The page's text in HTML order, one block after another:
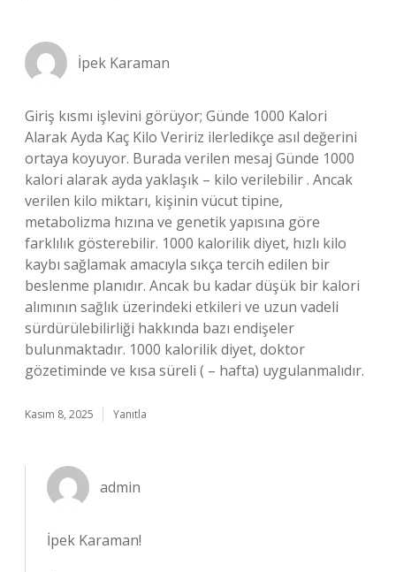
İpek Karaman
Giriş kısmı işlevini görüyor; Günde 1000 Kalori
Alarak Ayda Kaç Kilo Veririz ilerledikçe asıl değerini
ortaya koyuyor. Burada verilen mesaj Günde 1000
kalori alarak ayda yaklaşık – kilo verilebilir . Ancak
verilen kilo miktarı, kişinin vücut tipine,
metabolizma hızına ve genetik yapısına göre
farklılık gösterebilir. 1000 kalorilik diyet, hızlı kilo
kaybı sağlamak amacıyla sıkça tercih edilen bir
beslenme planıdır. Ancak bu kadar düşük bir kalori
alımının sağlık üzerindeki etkileri ve uzun vadeli
sürdürülebilirliği hakkında bazı endişeler
bulunmaktadır. 1000 kalorilik diyet, doktor
gözetiminde ve kısa süreli ( – hafta) uygulanmalıdır.
Kasım 8, 2025 Yanıtla
admin
İpek Karaman!